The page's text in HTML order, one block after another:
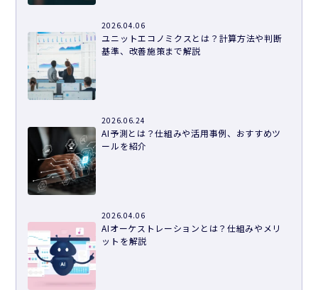
2026.04.06
ユニットエコノミクスとは？計算方法や判断
基準、改善施策まで解説
2026.06.24
AI予測とは？仕組みや活用事例、おすすめツ
ールを紹介
2026.04.06
AIオーケストレーションとは？仕組みやメリ
ットを解説